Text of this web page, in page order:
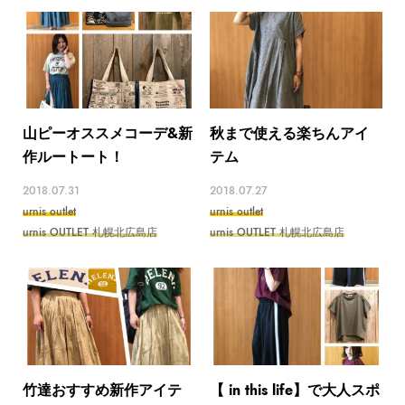
山ピーオススメコーデ&新
作ルートート！
2018.07.31
urnis outlet
urnis OUTLET 札幌北広島店
秋まで使える楽ちんアイ
テム
2018.07.27
urnis outlet
urnis OUTLET 札幌北広島店
竹達おすすめ新作アイテ
【 in this life】で大人スポ